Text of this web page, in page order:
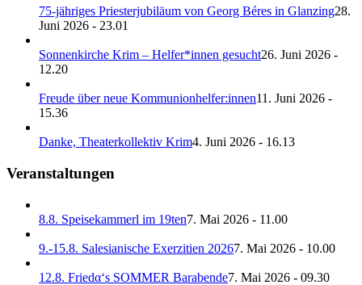
75-jähriges Priesterjubiläum von Georg Béres in Glanzing28.
Juni 2026 - 23.01
Sonnenkirche Krim – Helfer*innen gesucht26. Juni 2026 -
12.20
Freude über neue Kommunionhelfer:innen11. Juni 2026 -
15.36
Danke, Theaterkollektiv Krim4. Juni 2026 - 16.13
Veranstaltungen
8.8. Speisekammerl im 19ten7. Mai 2026 - 11.00
9.-15.8. Salesianische Exerzitien 20267. Mai 2026 - 10.00
12.8. Friedα‘s SOMMER Barabende7. Mai 2026 - 09.30